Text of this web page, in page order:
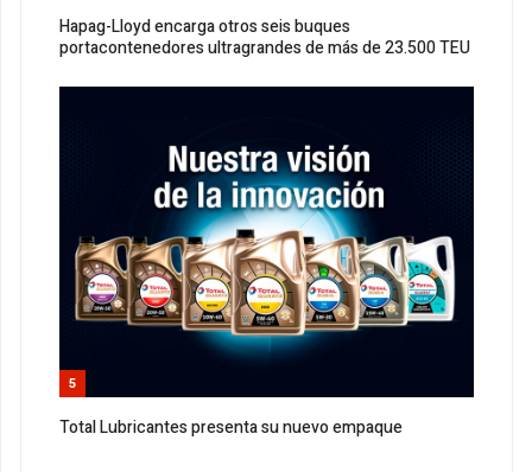
Hapag-Lloyd encarga otros seis buques
portacontenedores ultragrandes de más de 23.500 TEU
5
Total Lubricantes presenta su nuevo empaque